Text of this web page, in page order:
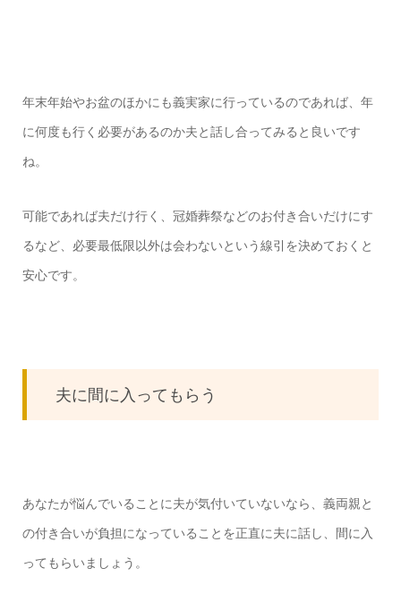
年末年始やお盆のほかにも義実家に行っているのであれば、年
に何度も行く必要があるのか夫と話し合ってみると良いです
ね。
可能であれば夫だけ行く、冠婚葬祭などのお付き合いだけにす
るなど、必要最低限以外は会わないという線引を決めておくと
安心です。
夫に間に入ってもらう
あなたが悩んでいることに夫が気付いていないなら、義両親と
の付き合いが負担になっていることを正直に夫に話し、間に入
ってもらいましょう。